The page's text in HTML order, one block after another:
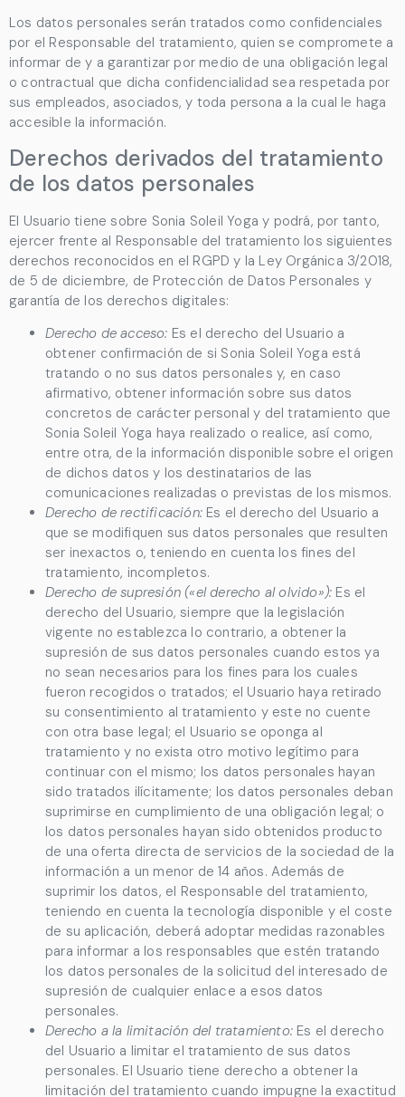
Los datos personales serán tratados como confidenciales
por el Responsable del tratamiento, quien se compromete a
informar de y a garantizar por medio de una obligación legal
o contractual que dicha confidencialidad sea respetada por
sus empleados, asociados, y toda persona a la cual le haga
accesible la información.
Derechos derivados del tratamiento
de los datos personales
El Usuario tiene sobre Sonia Soleil Yoga y podrá, por tanto,
ejercer frente al Responsable del tratamiento los siguientes
derechos reconocidos en el RGPD y la Ley Orgánica 3/2018,
de 5 de diciembre, de Protección de Datos Personales y
garantía de los derechos digitales:
Derecho de acceso: Es el derecho del Usuario a
obtener confirmación de si Sonia Soleil Yoga está
tratando o no sus datos personales y, en caso
afirmativo, obtener información sobre sus datos
concretos de carácter personal y del tratamiento que
Sonia Soleil Yoga haya realizado o realice, así como,
entre otra, de la información disponible sobre el origen
de dichos datos y los destinatarios de las
comunicaciones realizadas o previstas de los mismos.
Derecho de rectificación: Es el derecho del Usuario a
que se modifiquen sus datos personales que resulten
ser inexactos o, teniendo en cuenta los fines del
tratamiento, incompletos.
Derecho de supresión («el derecho al olvido»): Es el
derecho del Usuario, siempre que la legislación
vigente no establezca lo contrario, a obtener la
supresión de sus datos personales cuando estos ya
no sean necesarios para los fines para los cuales
fueron recogidos o tratados; el Usuario haya retirado
su consentimiento al tratamiento y este no cuente
con otra base legal; el Usuario se oponga al
tratamiento y no exista otro motivo legítimo para
continuar con el mismo; los datos personales hayan
sido tratados ilícitamente; los datos personales deban
suprimirse en cumplimiento de una obligación legal; o
los datos personales hayan sido obtenidos producto
de una oferta directa de servicios de la sociedad de la
información a un menor de 14 años. Además de
suprimir los datos, el Responsable del tratamiento,
teniendo en cuenta la tecnología disponible y el coste
de su aplicación, deberá adoptar medidas razonables
para informar a los responsables que estén tratando
los datos personales de la solicitud del interesado de
supresión de cualquier enlace a esos datos
personales.
Derecho a la limitación del tratamiento: Es el derecho
del Usuario a limitar el tratamiento de sus datos
personales. El Usuario tiene derecho a obtener la
limitación del tratamiento cuando impugne la exactitud